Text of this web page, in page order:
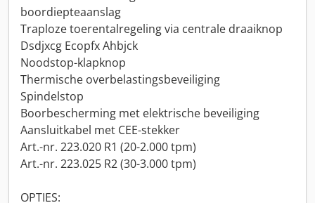
boordiepteaanslag
Traploze toerentalregeling via centrale draaiknop
Dsdjxcg Ecopfx Ahbjck
Noodstop-klapknop
Thermische overbelastingsbeveiliging
Spindelstop
Boorbescherming met elektrische beveiliging
Aansluitkabel met CEE-stekker
Art.-nr. 223.020 R1 (20-2.000 tpm)
Art.-nr. 223.025 R2 (30-3.000 tpm)
OPTIES: